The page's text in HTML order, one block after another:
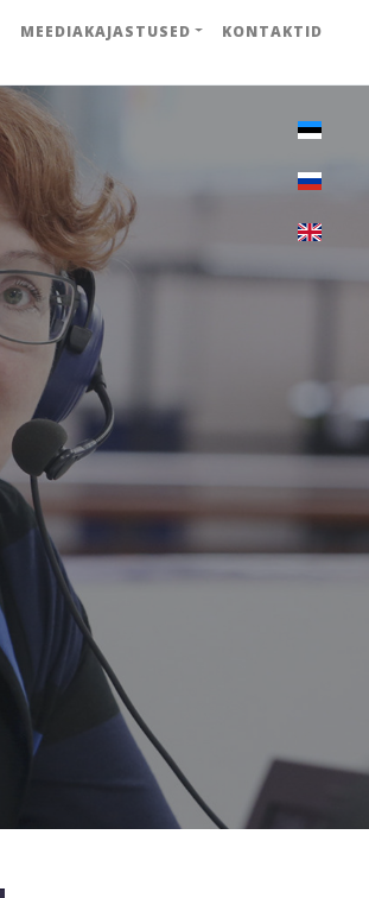
MEEDIAKAJASTUSED KONTAKTID